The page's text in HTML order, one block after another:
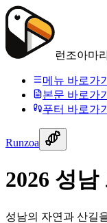
런조아마
메뉴 바로가기
본문 바로가기
푸터 바로가기
Runzoa
2026 성
성남의 자연과 산길